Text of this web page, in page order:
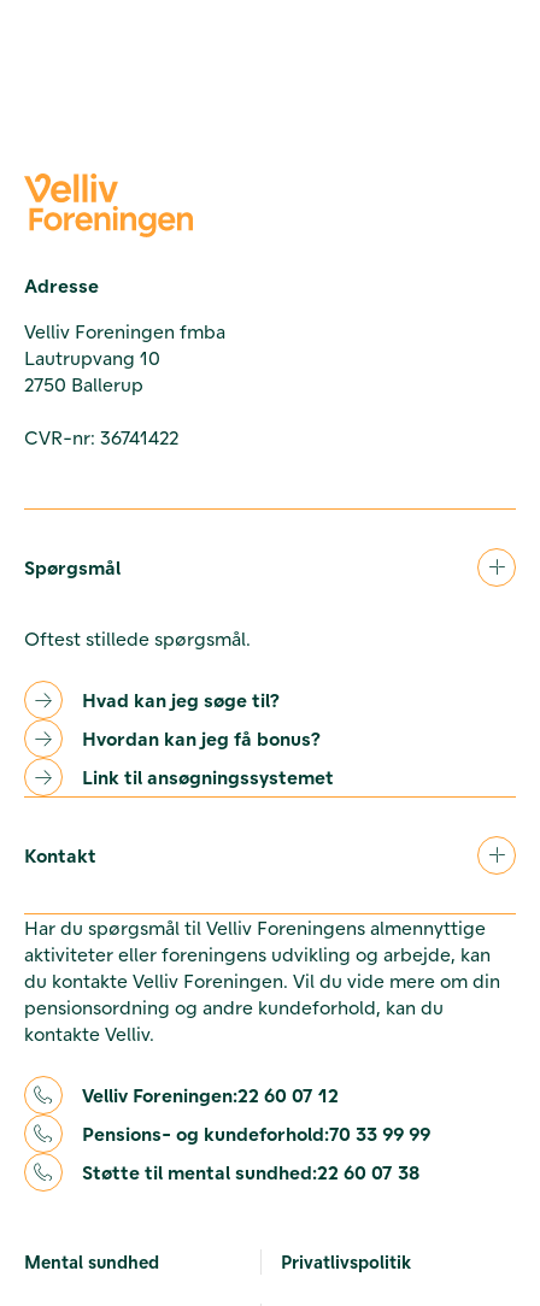
Adresse
Velliv Foreningen fmba
Lautrupvang 10
2750 Ballerup
CVR-nr: 36741422
Spørgsmål
Oftest stillede spørgsmål.
Hvad kan jeg søge til?
Hvordan kan jeg få bonus?
Link til ansøgningssystemet
Kontakt
Har du spørgsmål til Velliv Foreningens almennyttige
aktiviteter eller foreningens udvikling og arbejde, kan
du kontakte Velliv Foreningen. Vil du vide mere om din
pensionsordning og andre kundeforhold, kan du
kontakte Velliv.
Velliv Foreningen:22 60 07 12
Pensions- og kundeforhold:70 33 99 99
Støtte til mental sundhed:22 60 07 38
Mental sundhed Privatlivspolitik